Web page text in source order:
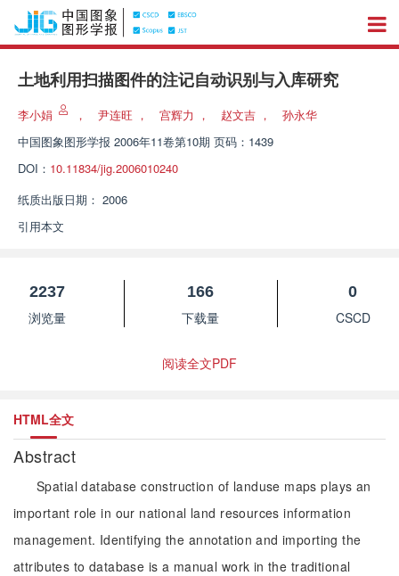
土地利用扫描图件的注记自动识别与入库研究
李小娟 ， 尹连旺 ， 宫辉力 ， 赵文吉 ，
孙永华
中国图象图形学报 2006年11卷第10期 页码：1439
DOI： 10.11834/jig.2006010240
纸质出版日期： 2006
引用本文
2237
浏览量
166
下载量
0
CSCD
阅读全文PDF
HTML全文
Abstract
Spatial database construction of landuse maps plays an
important role in our national land resources information
management. Identifying the annotation and importing the
attributes to database is a manual work in the traditional